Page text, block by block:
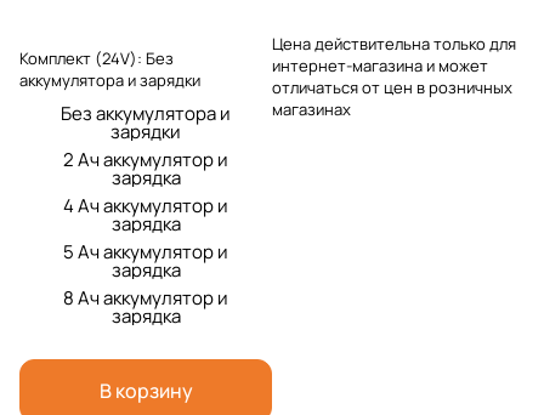
Комплект (24V): Без
аккумулятора и зарядки
Без аккумулятора и
зарядки
2 Ач аккумулятор и
зарядка
4 Ач аккумулятор и
зарядка
5 Ач аккумулятор и
зарядка
8 Ач аккумулятор и
зарядка
В корзину
Цена действительна только для
интернет-магазина и может
отличаться от цен в розничных
магазинах